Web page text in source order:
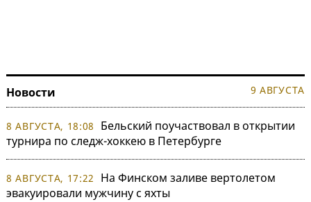
Новости 9 АВГУСТА
8 АВГУСТА, 18:08
Бельский поучаствовал в открытии
турнира по следж-хоккею в Петербурге
8 АВГУСТА, 17:22
На Финском заливе вертолетом
эвакуировали мужчину с яхты